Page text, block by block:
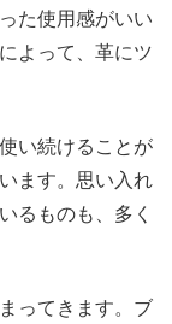
た使用感がいい
よって、革にツ
い続けることが
ます。思い入れ
るものも、多く
ってきます。ブ